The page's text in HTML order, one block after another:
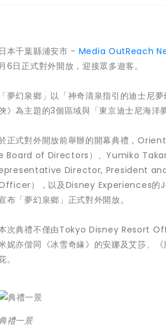
日本千葉縣浦安市 - Media OutReach
月6日正式對外開放，迎接眾多遊客。
「夢幻泉鄉」以「神奇清泉指引的迪士尼
》為主題的3個區域與「東京迪士尼海洋
正式對外開放前舉辦的開幕典禮，
Board of Directors）、Yumiko
Director, President
），以及Disney Experiences的
布「夢幻泉鄉」正式對外開放。
次典禮不僅由Tokyo Disney Resort
妮亦偕同《冰雪奇緣》的安娜及艾莎、
。
禮一景